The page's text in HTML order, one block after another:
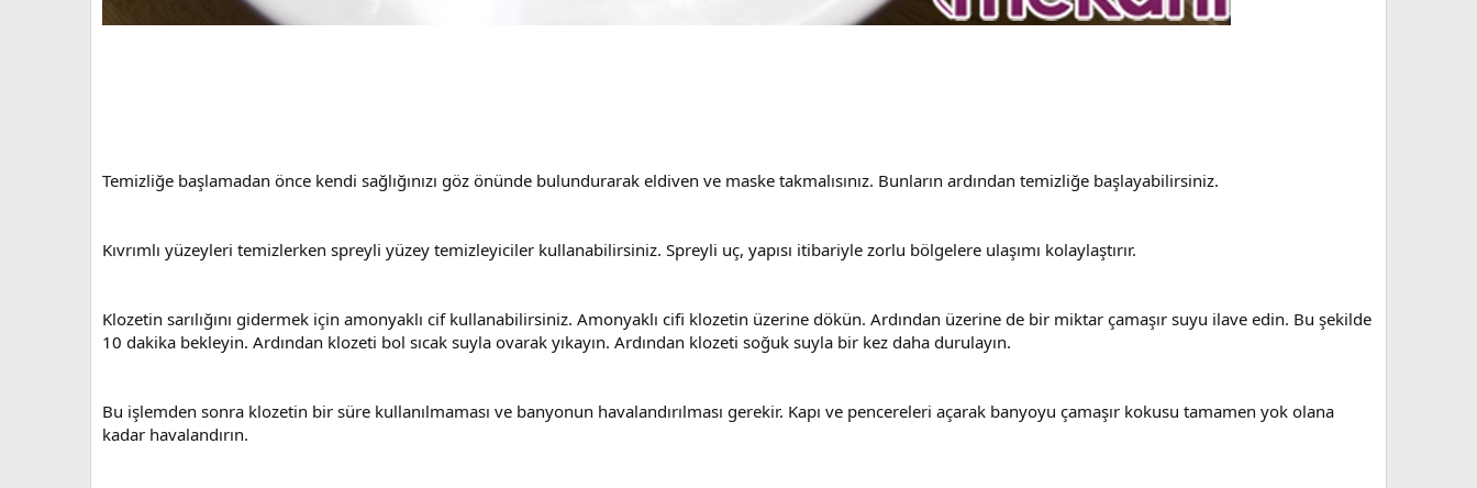
Temizliğe başlamadan önce kendi sağlığınızı göz önünde bulundurarak eldiven ve maske takmalısınız. Bunların ardından temizliğe başlayabilirsiniz.
Kıvrımlı yüzeyleri temizlerken spreyli yüzey temizleyiciler kullanabilirsiniz. Spreyli uç, yapısı itibariyle zorlu bölgelere ulaşımı kolaylaştırır.
Klozetin sarılığını gidermek için amonyaklı cif kullanabilirsiniz. Amonyaklı cifi klozetin üzerine dökün. Ardından üzerine de bir miktar çamaşır suyu ilave edin. Bu şekilde
10 dakika bekleyin. Ardından klozeti bol sıcak suyla ovarak yıkayın. Ardından klozeti soğuk suyla bir kez daha durulayın.
Bu işlemden sonra klozetin bir süre kullanılmaması ve banyonun havalandırılması gerekir. Kapı ve pencereleri açarak banyoyu çamaşır kokusu tamamen yok olana
kadar havalandırın.